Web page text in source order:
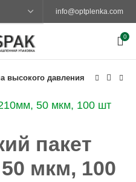
info@optplenka.com
0
высокого давления
пакет
мкм, 100